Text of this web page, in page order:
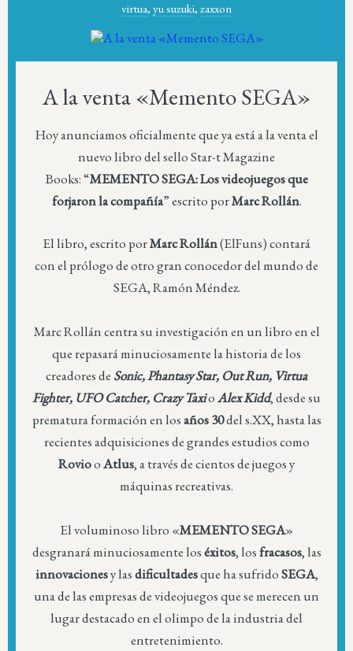
virtua, yu suzuki, zaxxon
A la venta «Memento SEGA»
Hoy anunciamos oficialmente que ya está a la venta el
nuevo libro del sello Star-t Magazine
Books: “MEMENTO SEGA: Los videojuegos que
forjaron la compañía” escrito porMarc Rollán.
El libro, escrito porMarc Rollán(ElFuns) contará
con el prólogo de otro gran conocedor del mundo de
SEGA, Ramón Méndez.
Marc Rollán centra su investigación en un libro en el
que repasará minuciosamente la historia de los
creadores de Sonic, Phantasy Star, Out Run, Virtua
Fighter, UFO Catcher, Crazy TaxioAlex Kidd, desde su
prematura formación en losaños 30del s.XX, hasta las
recientes adquisiciones de grandes estudios como
RoviooAtlus, a través de cientos de juegos y
máquinas recreativas.
El voluminoso libro «MEMENTO SEGA»
desgranará minuciosamente loséxitos, losfracasos, las
innovacionesy lasdificultadesque ha sufridoSEGA,
una de las empresas de videojuegos que se merecen un
lugar destacado en el olimpo de la industria del
entretenimiento.